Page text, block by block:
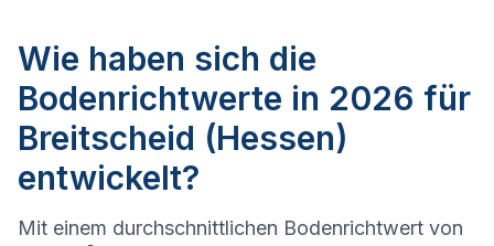
Wie haben sich die
Bodenrichtwerte in 2026 für
Breitscheid (Hessen)
entwickelt?
Mit einem durchschnittlichen Bodenrichtwert von